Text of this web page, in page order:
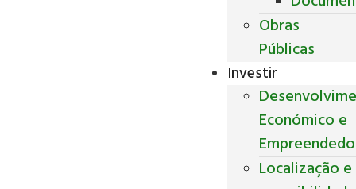
Obras
Públicas
Investir
Económico e
Localização e